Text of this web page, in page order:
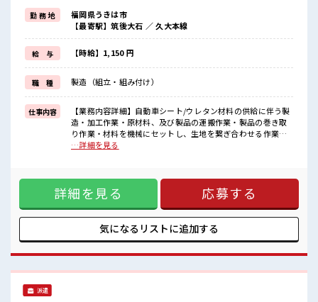
明るすぎたり奇抜でなければ基本的に自由！
(規定有)≪ラクラク制服アリ≫
制服があるので、
毎日の服装の悩み解消♪
≪未経験の方も大カンゲイ≫
新しいことにチャレンジするのは不安だけど、
しっかり働く環境が整っています！
イチからスキルUP・ステップUP目指していきましょう！
≪自分に合った期間で働ける≫
福利厚生が整った派遣のお仕事です！
■職場の雰囲気
少人数ですぐに馴染むことができそう♪
髪型自由な職場！
休憩室で自分タイム！
のんびりスマホチェック♪
勤 務 地
福岡県うきは市
【最寄駅】筑後大石 ／ 久大本線
給 与 【時給】1,150 円
職 種 製造（組立・組み付け）
仕事内容
【業務内容詳細】自動車シート/ウレタン材料の供給に伴う製
造・加工作業・原材料、及び製品の運搬作業・製品の巻き取
り作業・材料を機械にセットし、生地を繋ぎ合わせる作業
【取扱製品情報】自動車シート ■お仕事PR ≪稼ぎたい人向け
たり奇抜でなければ基本的に自由！ (規定有)≪ラクラク制服
アリ≫ 制服があるので、 毎日の服装の悩み解消♪ ≪未経験の
方も大カンゲイ≫ 新しいことにチャレンジするのは不安だけ
ど、 しっかり働く環境が整っています！ イチからスキルUP・
ステップUP目指していきましょう！ ≪自分に合った期間で働
ける≫ 福利厚生が整った派遣のお仕事です！ ■職場の雰囲気
☆ 髪型にこだわりのあるアナタは必見！ 髪型自由な職場！ 休
憩室で自分タイム！ のんびりスマホチェック♪
…詳細を見る
詳細を見る 応募する
気になるリストに追加する
派遣